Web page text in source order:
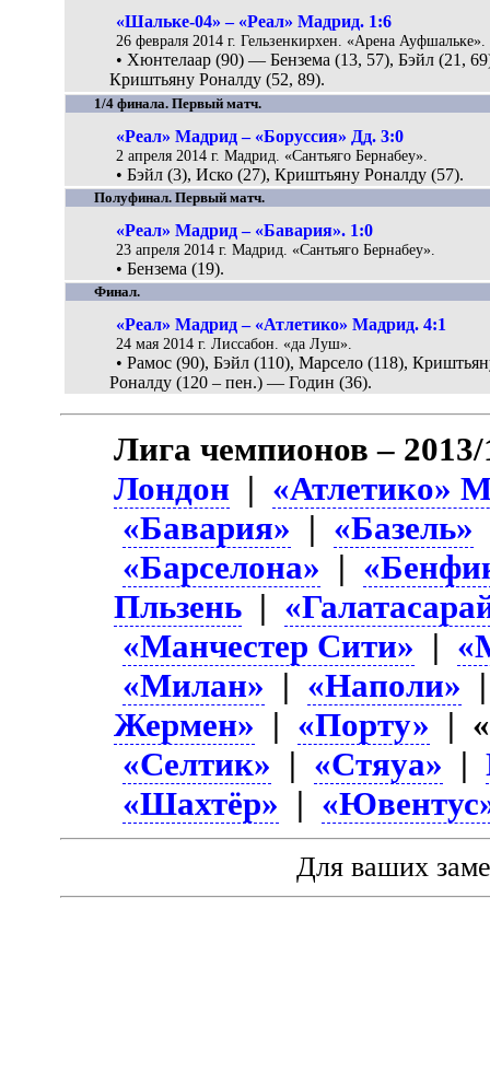
«Шальке-04» – «Реал» Мадрид. 1:6
26 февраля 2014 г. Гельзенкирхен. «Арена Ауфшальке».
• Хюнтелаар (90) — Бензема (13, 57), Бэйл (21,
Криштьяну Роналду (52, 89).
1/4 финала. Первый матч.
«Реал» Мадрид – «Боруссия» Дд. 3:0
2 апреля 2014 г. Мадрид. «Сантьяго Бернабеу».
• Бэйл (3), Иско (27), Криштьяну Роналду (57).
Полуфинал. Первый матч.
«Реал» Мадрид – «Бавария». 1:0
23 апреля 2014 г. Мадрид. «Сантьяго Бернабеу».
• Бензема (19).
Финал.
«Реал» Мадрид – «Атлетико» Мадрид. 4:1
24 мая 2014 г. Лиссабон. «да Луш».
• Рамос (90), Бэйл (110), Марсело (118),
Роналду (120 – пен.) — Годин (36).
Лига чемпионов –
Лондон | «Атлетико»
«Бавария» | «Базель»
«Барселона» |
Пльзень |
«Манчестер Сити» |
«Милан» | «Наполи»
Жермен» | «Порту» |
«Селтик» | «Стяуа» |
«Шахтёр» |
Для ваших